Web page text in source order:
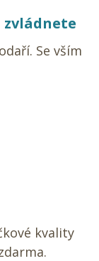
zvládnete
Se vším
kvality